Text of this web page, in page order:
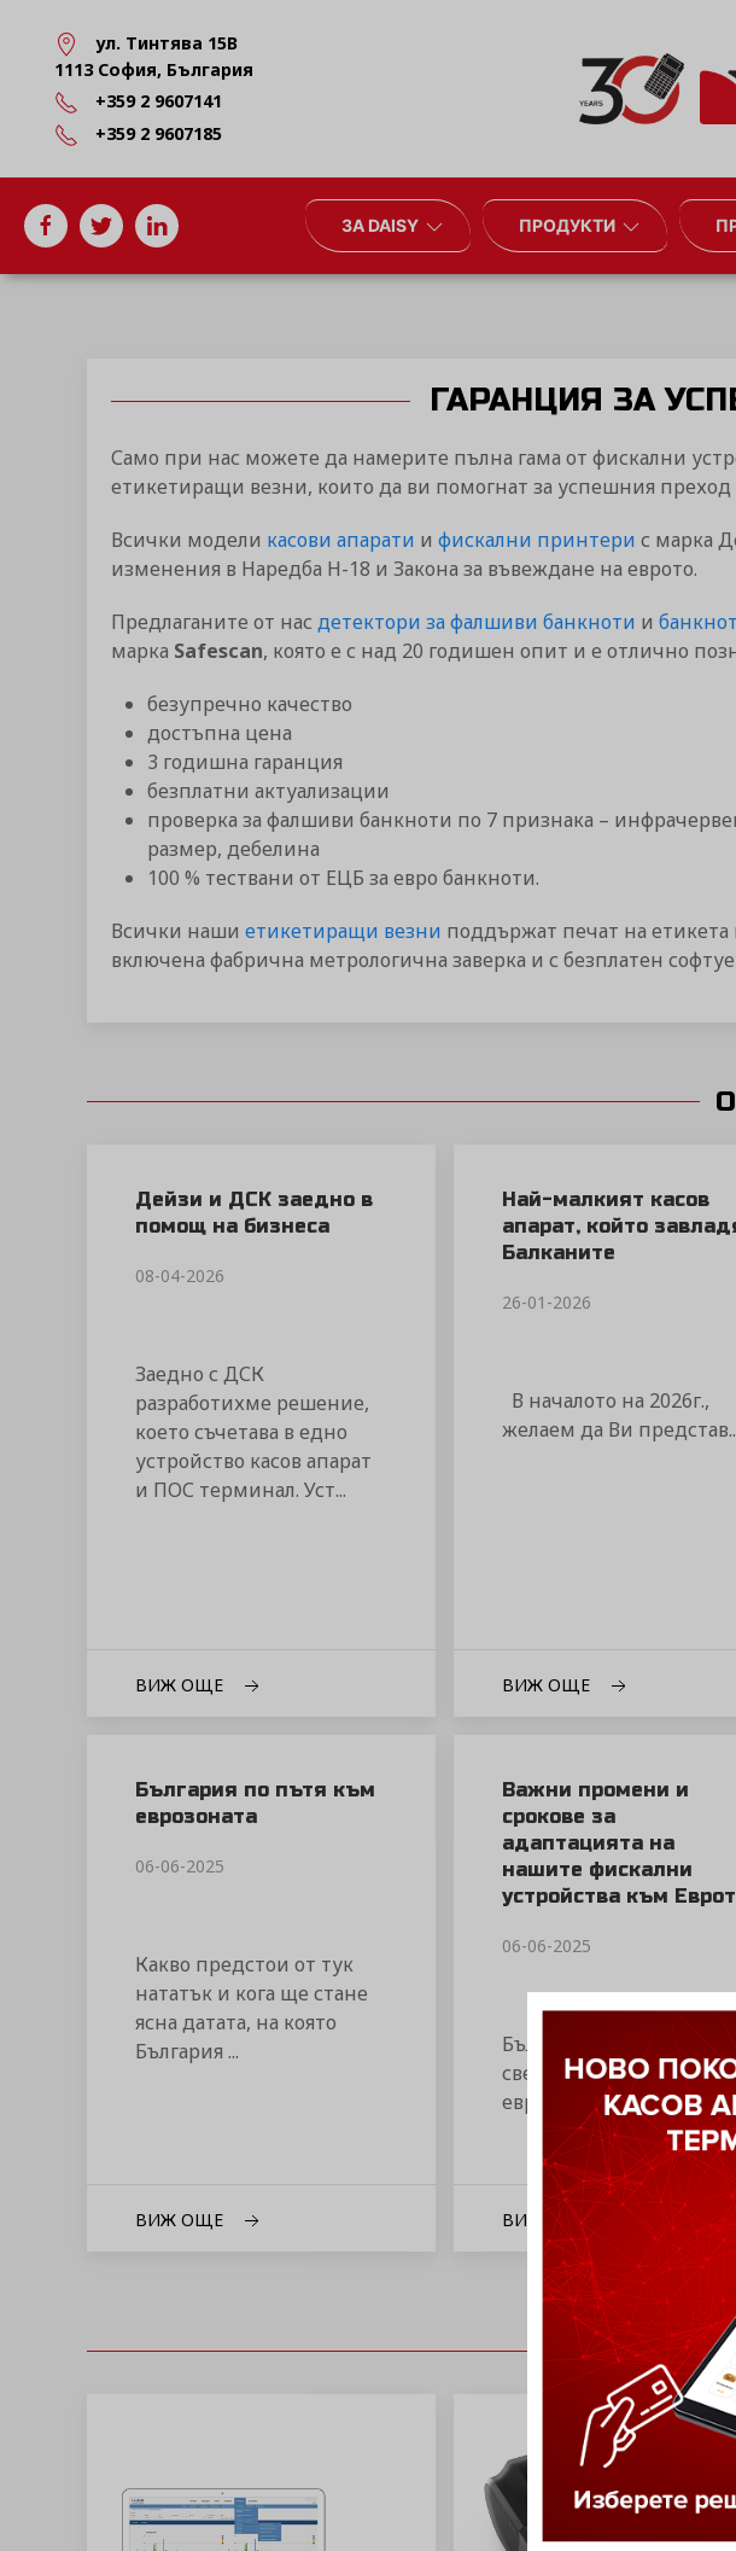
ул. Тинтява 15В
1113 София, България
+359 2 9607141
+359 2 9607185
ЗА DAISY ПРОДУКТИ
ГАРАНЦИЯ ЗА
Само при нас можете да намерите пълна гама от фискални
етикетиращи везни, които да ви помогнат за успешния преход
Всички модели касови апарати и фискални принтери с марка
изменения в Наредба Н-18 и Закона за въвеждане на еврото.
Предлаганите от нас детектори за фалшиви банкноти и
марка Safescan, която е с над 20 годишен опит и е отлично
безупречно качество
достъпна цена
3 годишна гаранция
безплатни актуализации
проверка за фалшиви банкноти по 7 признака –
размер, дебелина
100 % тествани от ЕЦБ за евро банкноти.
Всички наши етикетиращи везни поддържат печат на етикета
включена фабрична метрологична заверка и с безплатен
Дейзи и ДСК заедно в
помощ на бизнеса
08-04-2026
Заедно с ДСК
разработихме решение,
което съчетава в едно
устройство касов апарат
и ПОС терминал. Уст...
ВИЖ ОЩЕ
Най-малкият касов
апарат, който
Балканите
26-01-2026
В началото на 2026г.,
желаем да Ви
ВИЖ ОЩЕ
България по пътя към
еврозоната
06-06-2025
Какво предстои от тук
нататък и кога ще стане
ясна датата, на която
България ...
ВИЖ ОЩЕ
Важни промени и
срокове за
адаптацията на
нашите фискални
устройства към
06-06-2025
България получи зелена
светлина по пътя към
еврозоната. ...
ВИЖ ОЩЕ